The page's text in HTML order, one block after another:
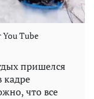
Tube
пришелся
кадре
что все